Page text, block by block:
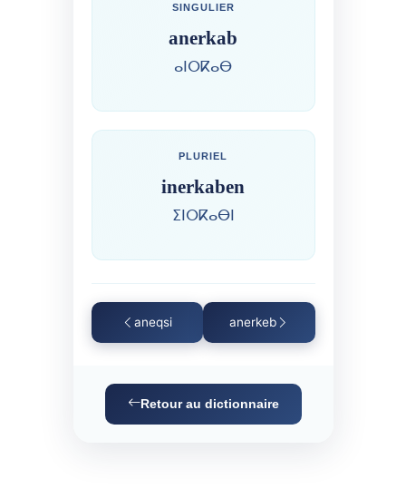
SINGULIER
anerkab
ⴰⵏⵔⴽⴰⴱ
PLURIEL
inerkaben
ⵉⵏⵔⴽⴰⴱⵏ
aneqsi anerkeb
Retour au dictionnaire